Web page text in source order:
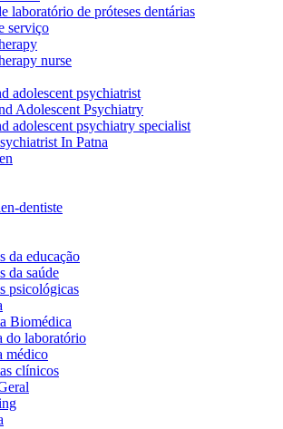
laboratório de próteses dentárias
serviço
nurse
adolescent psychiatrist
Adolescent Psychiatry
adolescent psychiatry specialist
In Patna
dentiste
da educação
da saúde
psicológicas
Biomédica
do laboratório
médico
clínicos